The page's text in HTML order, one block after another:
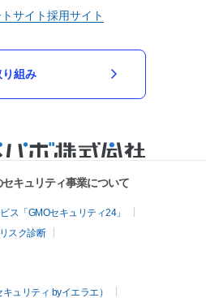
サイト採用サイト
組み
キュリティ事業について
ス「GMOセキュリティ24」
スク診断
ュリティ byイエラエ）